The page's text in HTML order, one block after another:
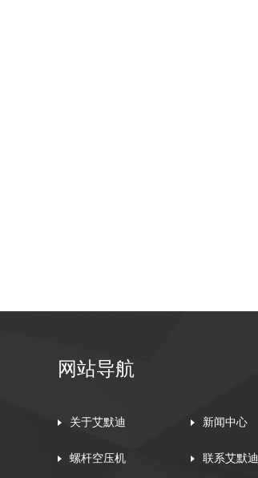
网站导航
关于艾默迪 新闻中心
螺杆空压机 联系艾默迪